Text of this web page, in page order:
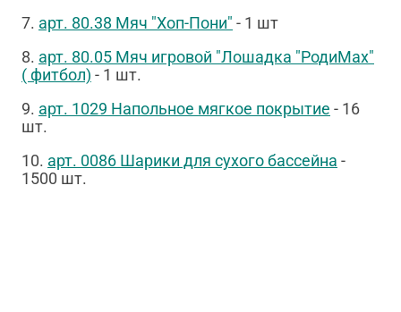
7. арт. 80.38 Мяч "Хоп-Пони" - 1 шт
8. арт. 80.05 Мяч игровой "Лошадка "РодиМах"
( фитбол) - 1 шт.
9. арт. 1029 Напольное мягкое покрытие - 16
шт.
10. арт. 0086 Шарики для сухого бассейна -
1500 шт.